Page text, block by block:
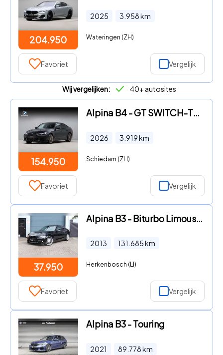
204.950
2025 3.958km
Wateringen (ZH)
Favoriet Vergelijk
Wij vergelijken: 40+ autosites
154.950
Alpina B4 - GT SWITCH-TRONIC Allrad - Black Sapphire
2026 3.919km
Schiedam (ZH)
Favoriet Vergelijk
37.950
Alpina B3 - Biturbo Limousine F30 - SD LED KW 20Inch
2013 131.685km
Herkenbosch (LI)
Favoriet Vergelijk
Alpina B3 - Touring
2021 89.778km